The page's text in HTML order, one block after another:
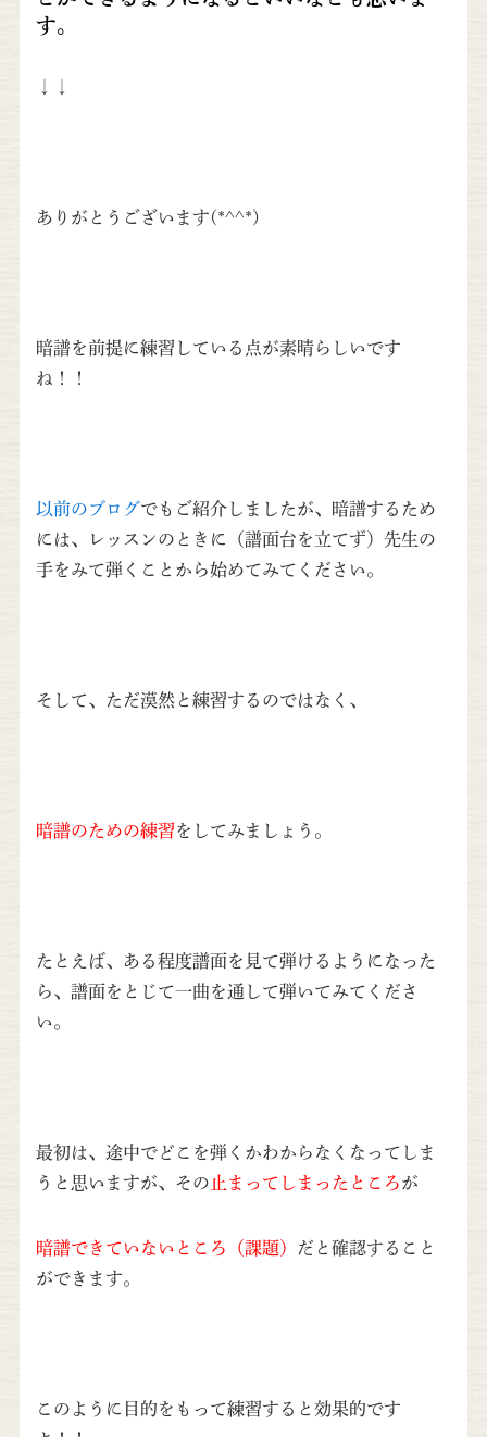
す。
ありがとうございます(*^^*)
暗譜を前提に練習している点が素晴らしいです
ね！！
以前のブログでもご紹介しましたが、暗譜するため
には、レッスンのときに（譜面台を立てず）先生の
手をみて弾くことから始めてみてください。
そして、ただ漠然と練習するのではなく、
暗譜のための練習をしてみましょう。
たとえば、ある程度譜面を見て弾けるようになった
ら、譜面をとじて一曲を通して弾いてみてくださ
い。
最初は、途中でどこを弾くかわからなくなってしま
うと思いますが、その 止まってしまったところが
暗譜できていないところ（課題）
だと確認すること
ができます。
このように目的をもって練習すると効果的です